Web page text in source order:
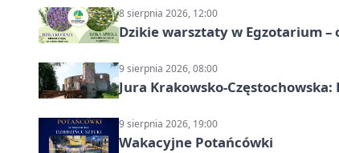
8 sierpnia 2026, 12:00
Dzikie warsztaty w Egzotarium
9 sierpnia 2026, 08:00
Jura Krakowsko-
9 sierpnia 2026, 19:00
Wakacyjne Potańcówki